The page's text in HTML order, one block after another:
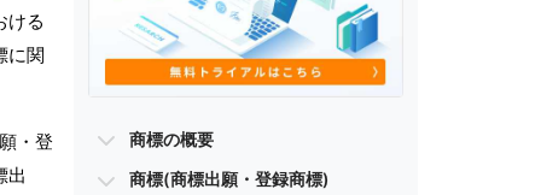
ける
に関
・登
出
商標の概要
商標(商標出願・登録商標)